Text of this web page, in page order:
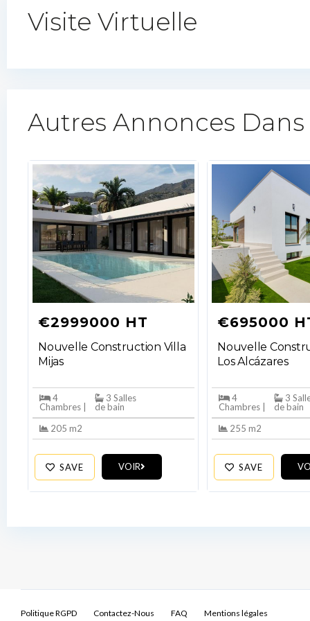
Visite Virtuelle
Autres Annonces
€2999000 HT
Nouvelle Construction Villa
Mijas
4
Chambres |
3 Salles
de bain
205 m2
SAVE VOIR
€695000
Nouvelle
Los Alcázares
4
Chambres |
3
de bain
255 m2
SAVE
Politique RGPD Contactez-Nous FAQ Mentions légales